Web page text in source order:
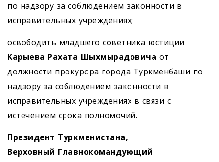
по надзору за соблюдением законности в
исправительных учреждениях;
освободить младшего советника юстиции
Карыева Рахата Шыхмырадовича от
должности прокурора города Туркменбаши по
надзору за соблюдением законности в
исправительных учреждениях в связи с
истечением срока полномочий.
Президент Туркменистана,
Верховный Главнокомандующий